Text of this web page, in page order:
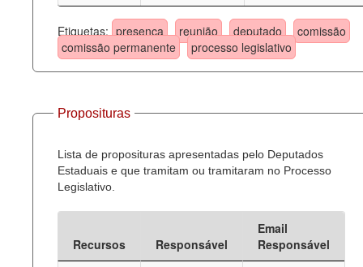
Etiquetas: presença reunião deputado
comissão
comissão permanente
processo legislativo
Proposituras
Lista de proposituras apresentadas pelo Deputados
Estaduais e que tramitam ou tramitaram no Processo
Legislativo.
Recursos Responsável
Email
Responsável